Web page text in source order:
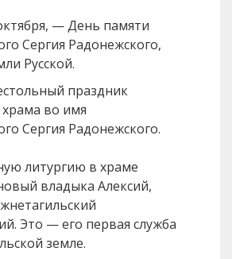
— День памяти
Сергия Радонежского,
Русской.
праздник
храма во имя
Сергия Радонежского.
литургию в храме
владыка Алексий,
Это — его первая служба
земле.